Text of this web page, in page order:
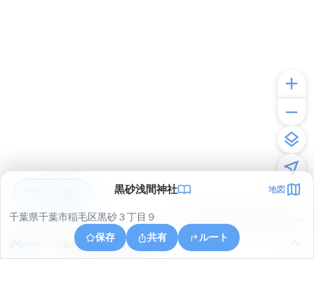
黒砂浅間神社 地図
千葉県千葉市稲毛区黒砂３丁目９
保存
共有 ルート
千葉県千葉市稲毛区園生町